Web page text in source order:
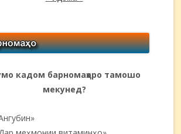
кадом барномаҳоро тамошо
мекунед?